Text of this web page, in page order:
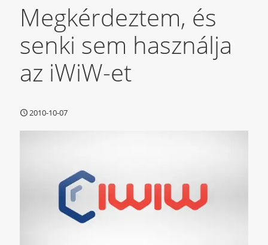
Megkérdeztem, és
senki sem használja
az iWiW-et
2010-10-07